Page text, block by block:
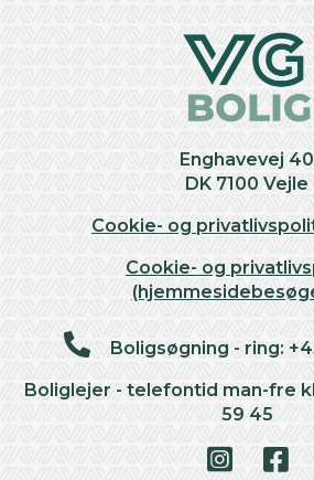
Enghavevej 40
DK 7100 Vejle
Cookie- og
Cookie- og
Boligsøgning - ring:
Boliglejer - telefontid man-fre
59 45